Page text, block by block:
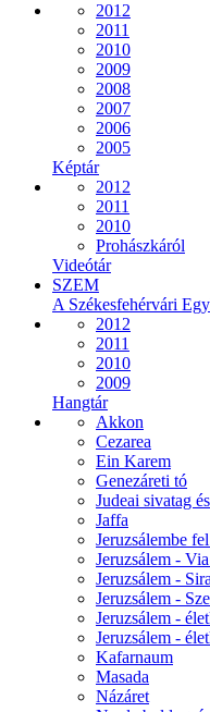
2012
2011
2010
2009
2008
2007
2006
2005
Képtár
2012
2011
2010
Prohászkáról
Videótár
SZEM
A Székesfehérvári
2012
2011
2010
2009
Hangtár
Akkon
Cezarea
Ein Karem
Genezáreti tó
Judeai sivatag
Jaffa
Jeruzsálembe
Jeruzsálem -
Jeruzsálem -
Jeruzsálem -
Jeruzsálem -
Jeruzsálem -
Kafarnaum
Masada
Názáret